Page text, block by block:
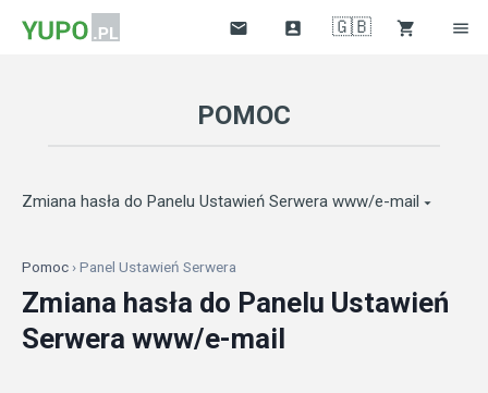
  🇬🇧  
POMOC
Zmiana hasła do Panelu Ustawień Serwera www/e-mail 
Pomoc › Panel Ustawień Serwera
Zmiana hasła do Panelu Ustawień
Serwera www/e-mail